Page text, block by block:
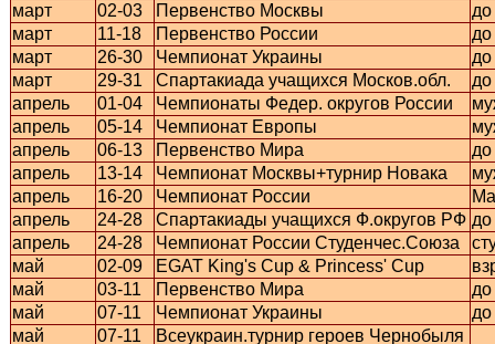
март
02-03 Первенство Москвы
март
11-18 Первенство России
март
26-30 Чемпионат Украины
март
29-31 Спартакиада учащихся Москов.обл.
апрель
01-04 Чемпионаты Федер. округов России
апрель
05-14 Чемпионат Европы
апрель
06-13 Первенство Мира
апрель
13-14 Чемпионат Москвы+турнир Новака
апрель
16-20 Чемпионат России
апрель
24-28 Спартакиады учащихся Ф.округов РФ
апрель
24-28 Чемпионат России Студенчес.Союза
май
02-09 EGAT King's Cup & Princess' Cup
май
03-11 Первенство Мира
май
07-11 Чемпионат Украины
май
07-11 Всеукраин.турнир героев Чернобыля